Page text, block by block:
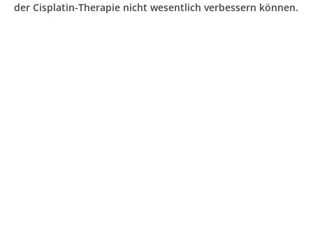
der Cisplatin-Therapie nicht wesentlich verbessern können.